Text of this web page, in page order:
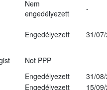
Nem
engedélyezett
-
Engedélyezett 31/
Not PPP
Engedélyezett
31/
Engedélyezett
15/